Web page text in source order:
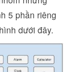
5 phần riêng
dưới đây.